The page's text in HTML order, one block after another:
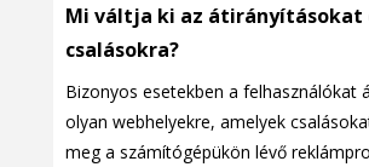
Mi váltja ki az átirányításokat
csalásokra?
Bizonyos esetekben a felhasználókat
olyan webhelyekre, amelyek
meg a számítógépükön lévő